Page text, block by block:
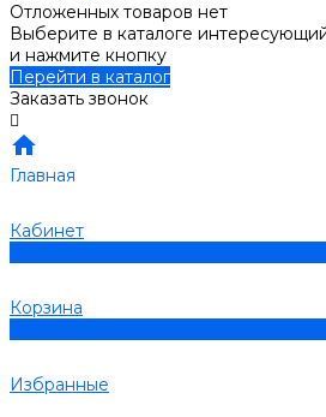
Отложенных товаров нет
Выберите в каталоге
и нажмите кнопку
Перейти в каталог
Заказать звонок
Главная
Кабинет
Корзина
Избранные